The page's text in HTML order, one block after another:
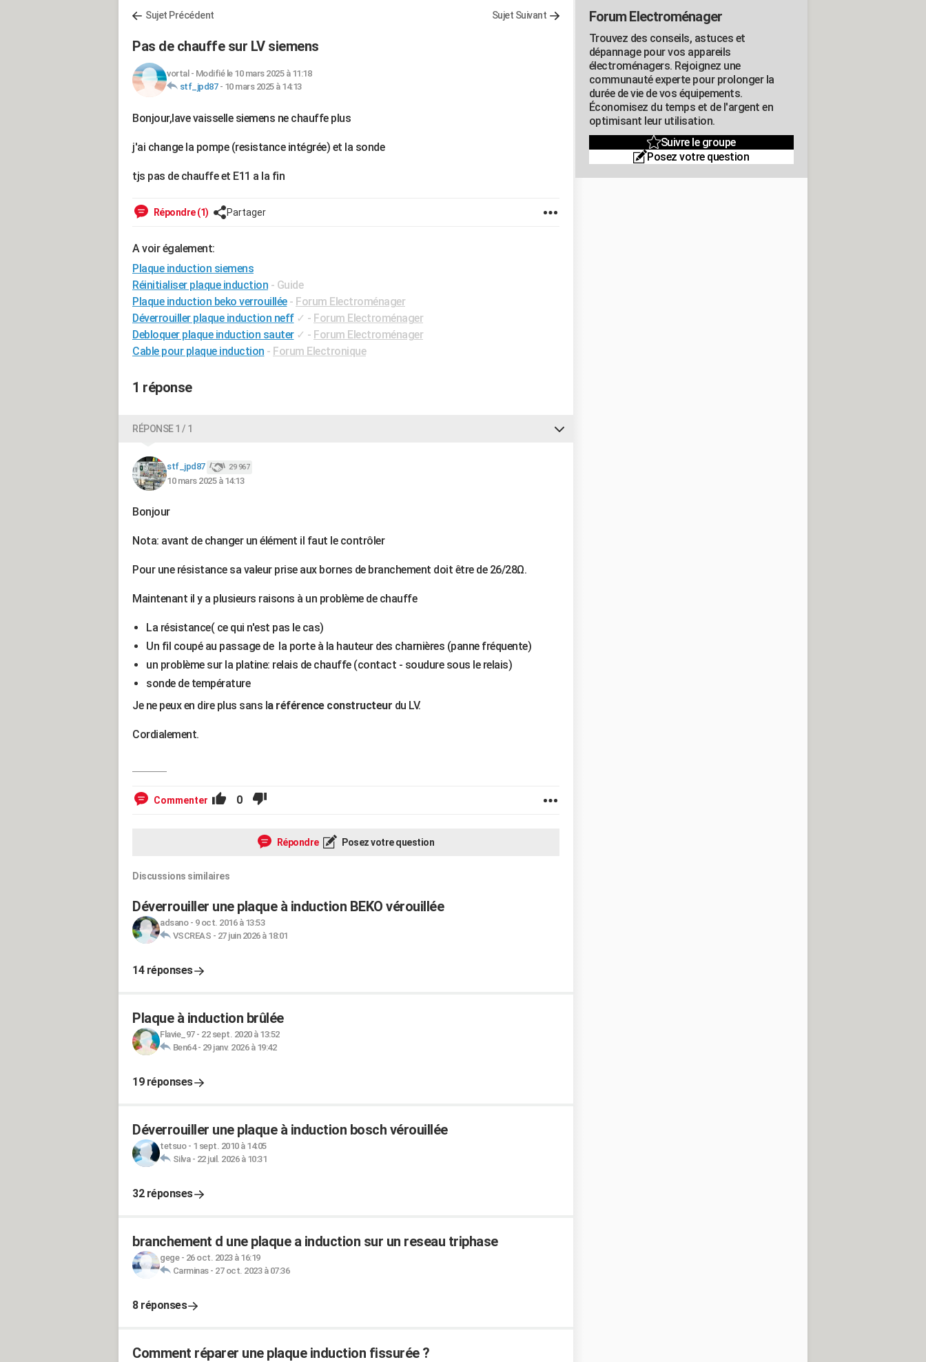
Sujet Précédent Sujet Suivant
Pas de chauffe sur LV siemens
vortal - Modifié le 10 mars 2025 à 11:18
stf_jpd87- 10 mars 2025 à 14:13
Bonjour,lave vaisselle siemens ne chauffe plus
j'ai change la pompe (resistance intégrée) et la sonde
tjs pas de chauffe et E11 a la fin
Répondre (1) Partager
A voir également:
Plaque induction siemens
Réinitialiser plaque induction - Guide
Plaque induction beko verrouillée - Forum Electroménager
Déverrouiller plaque induction neff ✓ - Forum Electroménager
Debloquer plaque induction sauter ✓ - Forum Electroménager
Cable pour plaque induction - Forum Electronique
1 réponse
RÉPONSE 1 / 1
stf_jpd87 29 967
10 mars 2025 à 14:13
Bonjour
Nota: avant de changer un élément il faut le contrôler
Pour une résistance sa valeur prise aux bornes de branchement doit être de 26/28Ω.
Maintenant il y a plusieurs raisons à un problème de chauffe
La résistance( ce qui n'est pas le cas)
Un fil coupé au passage de la porte à la hauteur des charnières (panne fréquente)
un problème sur la platine: relais de chauffe (contact - soudure sous le relais)
sonde de température
Je ne peux en dire plus sans la référence constructeur du LV.
Cordialement.
Commenter 0
Répondre Posez votre question
Discussions similaires
Déverrouiller une plaque à induction BEKO vérouillée
adsano- 9 oct. 2016 à 13:53
VSCREAS - 27 juin 2026 à 18:01
14 réponses
Plaque à induction brûlée
Flavie_97- 22 sept. 2020 à 13:52
Ben64- 29 janv. 2026 à 19:42
19 réponses
Déverrouiller une plaque à induction bosch vérouillée
tetsuo- 1 sept. 2010 à 14:05
Silva- 22 juil. 2026 à 10:31
32 réponses
branchement d une plaque a induction sur un reseau triphase
gege- 26 oct. 2023 à 16:19
Carminas- 27 oct. 2023 à 07:36
8 réponses
Comment réparer une plaque induction fissurée ?
Forum Electroménager
Trouvez des conseils, astuces et
dépannage pour vos appareils
électroménagers. Rejoignez une
communauté experte pour prolonger la
durée de vie de vos équipements.
Économisez du temps et de l'argent en
optimisant leur utilisation.
Suivre le groupe
Posez votre question